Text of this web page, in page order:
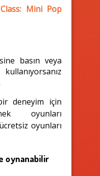
Mini Pop
basın veya
deneyim için
oyunları
oyunları
oynanabilir